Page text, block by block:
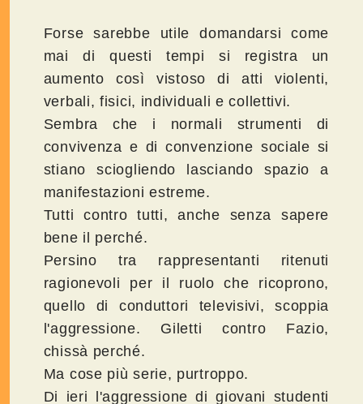
Forse sarebbe utile domandarsi come
mai di questi tempi si registra un
aumento così vistoso di atti violenti,
verbali, fisici, individuali e collettivi.
Sembra che i normali strumenti di
convivenza e di convenzione sociale si
stiano sciogliendo lasciando spazio a
manifestazioni estreme.
Tutti contro tutti, anche senza sapere
bene il perché.
Persino tra rappresentanti ritenuti
ragionevoli per il ruolo che ricoprono,
quello di conduttori televisivi, scoppia
l'aggressione. Giletti contro Fazio,
chissà perché.
Ma cose più serie, purtroppo.
Di ieri l'aggressione di giovani studenti